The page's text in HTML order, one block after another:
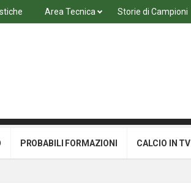
Area Tecnica Storie di Campioni
PROBABILI FORMAZIONI CALCIO IN TV